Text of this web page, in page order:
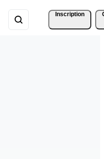
Inscription